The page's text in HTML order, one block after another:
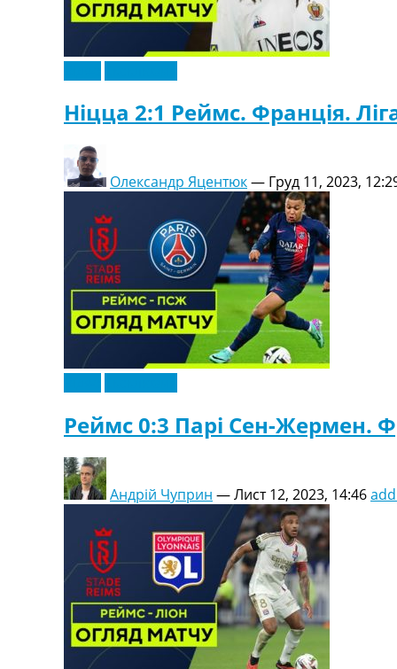
Ніцца 2:1 Реймс. Франція.
Олександр Яцентюк— Груд 11, 2023,
Реймс 0:3 Парі Сен-Жермен.
Андрій Чуприн —Лист 12, 2023, 14:46